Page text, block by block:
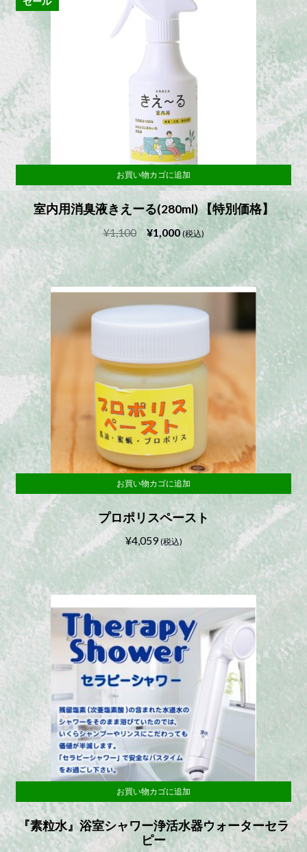
室内用消臭液きえーる(280ml) 【特別価格】
¥1,100
元
の
価
格
た。
¥1,000現
の
¥1,000
す。
(税込)
お買い物カゴに追加
プロポリスペースト
¥4,059 (税込)
お買い物カゴに追加
『素粒水』浴室シャワー浄活水器ウォーターセラ
ピー
お買い物カゴに追加